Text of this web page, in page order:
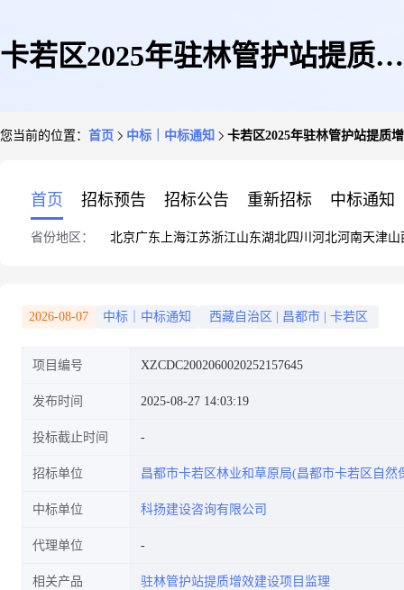
卡若区2025年驻林管护站提质增
您当前的位置： 首页 中标｜中标通知 卡若区2025年驻林管护站提
首页 招标预告 招标公告 重新招标 中标通知
省份地区： 北京广东 上海江苏浙江山东湖北四川 河北河南天津山
2026-08-07 中标｜中标通知 西藏自治区 昌都市 卡若区
项目编号 XZCDC2002060020252157645
发布时间 2025-08-27 14:03:19
投标截止时间
招标单位 昌都市卡若区林业和草原局(昌都市卡若区自然
中标单位 科扬建设咨询有限公司
代理单位
相关产品 驻林管护站提质增效建设项目监理